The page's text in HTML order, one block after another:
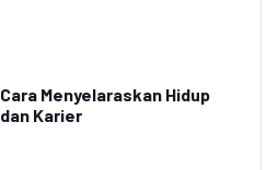
Cara Menyelaraskan Hidup
dan Karier